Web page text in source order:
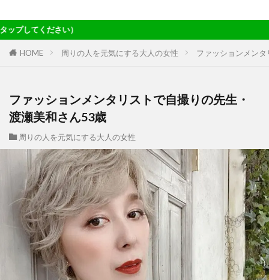
HOME 周りの人を元気にする大人の女性 ファッションメン
ファッションメンタリストで自撮りの先生・
渡瀬美和さん53歳
周りの人を元気にする大人の女性